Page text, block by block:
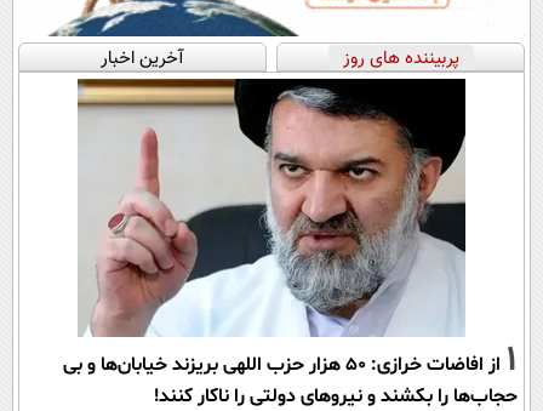
پربیننده های روز آخرین اخبار
1
از افاضات خرازی: ۵۰ هزار حزب اللهی بریزند خیابان‌ها و بی
حجاب‌ها را بکشند و نیرو‌های دولتی را ناکار کنند!